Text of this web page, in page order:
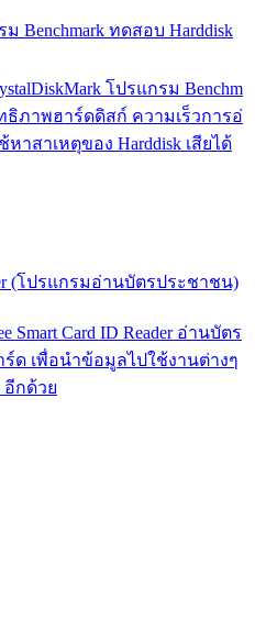
ม Benchmark ทดสอบ Harddisk
โปรแกรม Benchm
ธิภาพฮาร์ดดิสก์ ความเร็วการอ่
หาสาเหตุของ Harddisk เสียได้
(โปรแกรมอ่านบัตรประชาชน)
Card ID Reader อ่านบัตร
ด เพื่อนำข้อมูลไปใช้งานต่างๆ
กด้วย